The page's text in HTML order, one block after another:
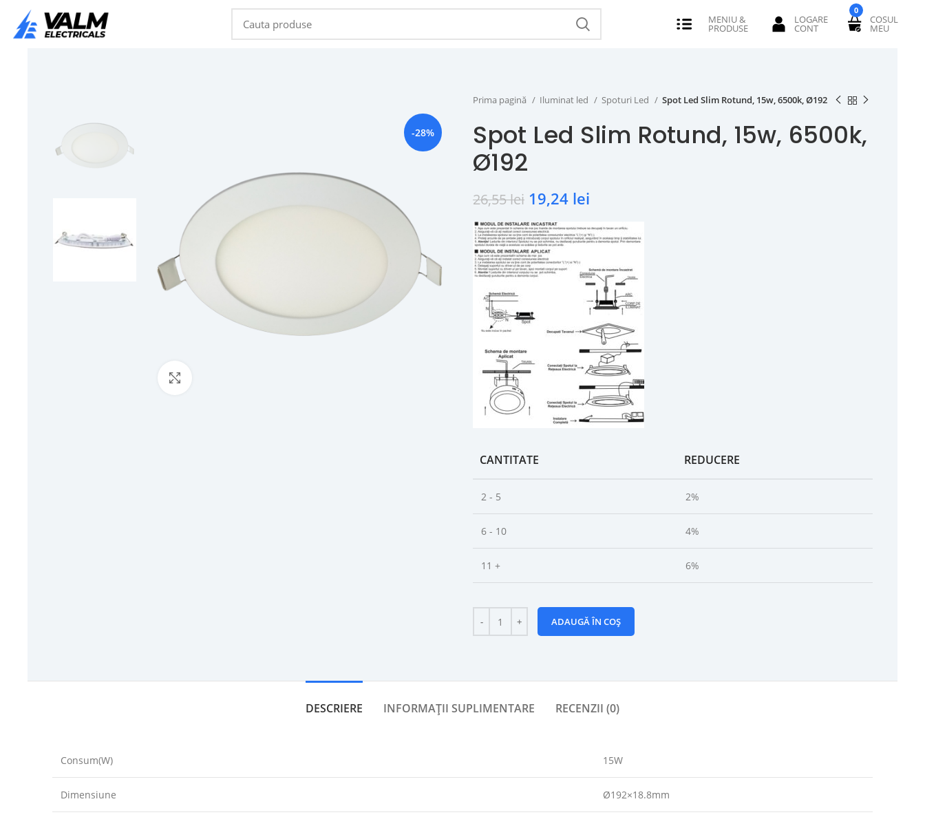
0
-28%
Prima pagină Iluminat led Spoturi Led Spot Led Slim Rotund, 15w, 6500k, Ø192
Spot Led Slim Rotund, 15w, 6500k,
Ø192
26,55lei 19,24 lei
CANTITATE REDUCERE
2 - 5 2%
6 - 10 4%
11 + 6%
ADAUGĂ ÎN COȘ
DESCRIERE INFORMAȚII SUPLIMENTARE RECENZII (0)
Consum(W) 15W
Dimensiune Ø192×18.8mm